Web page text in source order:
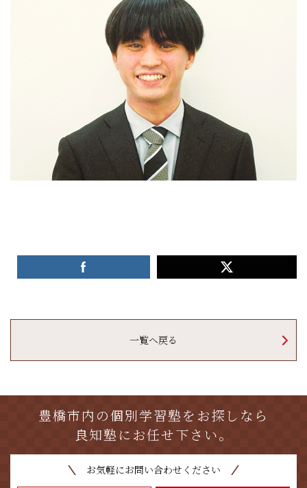
一覧へ戻る
豊橋市内の個別学習塾をお探しなら
良知塾にお任せ下さい。
お気軽にお問い合わせください